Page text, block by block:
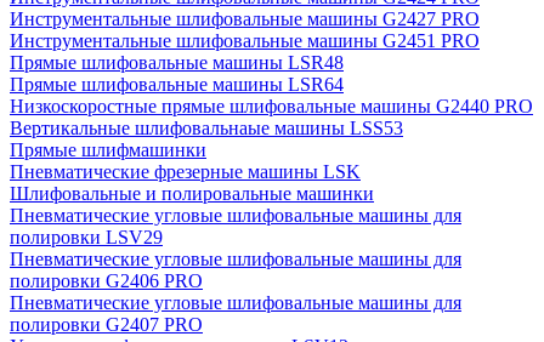
Инструментальные шлифовальные машины G2427 PRO
Инструментальные шлифовальные машины G2451 PRO
Прямые шлифовальные машины LSR48
Прямые шлифовальные машины LSR64
Низкоскоростные прямые шлифовальные машины G2440 PRO
Вертикальные шлифовальнаые машины LSS53
Прямые шлифмашинки
Пневматические фрезерные машины LSK
Шлифовальные и полировальные машинки
Пневматические угловые шлифовальные машины для
полировки LSV29
Пневматические угловые шлифовальные машины для
полировки G2406 PRO
Пневматические угловые шлифовальные машины для
полировки G2407 PRO